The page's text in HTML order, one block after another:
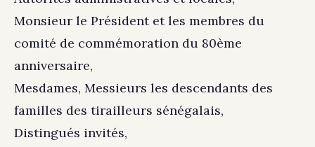
Monsieur le Président et les membres du
comité de commémoration du 80ème
anniversaire,
Mesdames, Messieurs les descendants des
familles des tirailleurs sénégalais,
Distingués invités,